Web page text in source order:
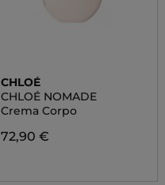
CHLOÉ
CHLOÉ NOMADE
Crema Corpo
72,90 €